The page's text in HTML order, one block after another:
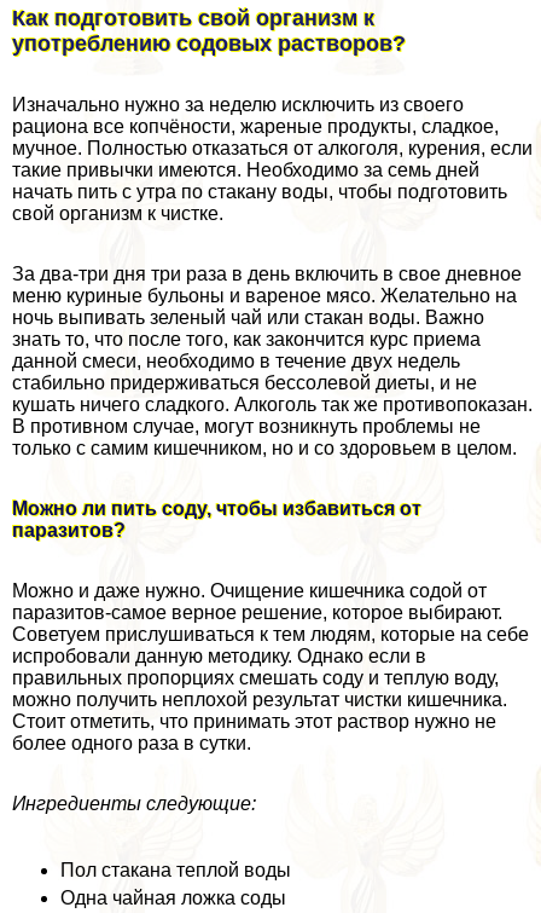
Как подготовить свой организм к
употрeблению содовых растворов?
Изначально нужно за неделю исключить из своего
рациона все копчёности, жареные продукты, сладкое,
мучное. Полностью отказаться от алкоголя, курения, если
такие привычки имеются. Необходимо за семь дней
начать пить с утра по стакану воды, чтобы подготовить
свой организм к чистке.
За два-три дня три раза в день включить в свое дневное
меню куриные бульоны и вареное мясо. Желательно на
ночь выпивать зеленый чай или стакан воды. Важно
знать то, что после того, как закончится курс приема
данной смеси, необходимо в течение двух недель
стабильно придерживаться бессолевой диеты, и не
кушать ничего сладкого. Алкоголь так же противопоказан.
В противном случае, могут возникнуть проблемы не
только с самим кишечником, но и со здоровьем в целом.
Можно ли пить соду, чтобы избавиться от
паразитов?
Можно и даже нужно. Очищение кишечника содой от
паразитов-самое верное решение, которое выбирают.
Советуем прислушиваться к тем людям, которые на себе
испробовали данную методику. Однако если в
правильных пропорциях смешать соду и теплую воду,
можно получить неплохой результат чистки кишечника.
Стоит отметить, что принимать этот раствор нужно не
более одного раза в сутки.
Ингредиенты следующие:
Пол стакана теплой воды
Одна чайная ложка соды